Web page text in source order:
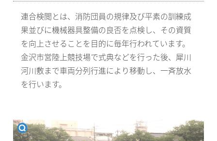
連合検閲とは、消防団員の規律及び平素の訓練成
果並びに機械器具整備の良否を点検し、その資質
を向上させることを目的に毎年行われています。
金沢市営陸上競技場で式典などを行った後、犀川
河川敷まで車両分列行進により移動し、一斉放水
を行います。